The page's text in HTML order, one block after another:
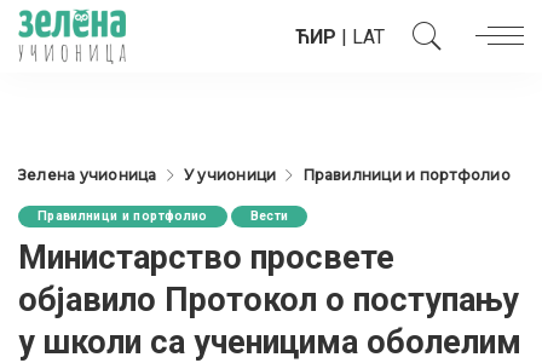
ЋИР | LAT
Зелена учионица У учионици Правилници и портфолио
Правилници и портфолио Вести
Министарство просвете
објавило Протокол о поступању
у школи са ученицима оболелим